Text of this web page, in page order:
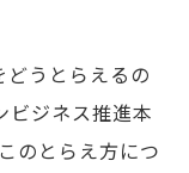
どうとらえるの
ビジネス推進本
のとらえ方につ